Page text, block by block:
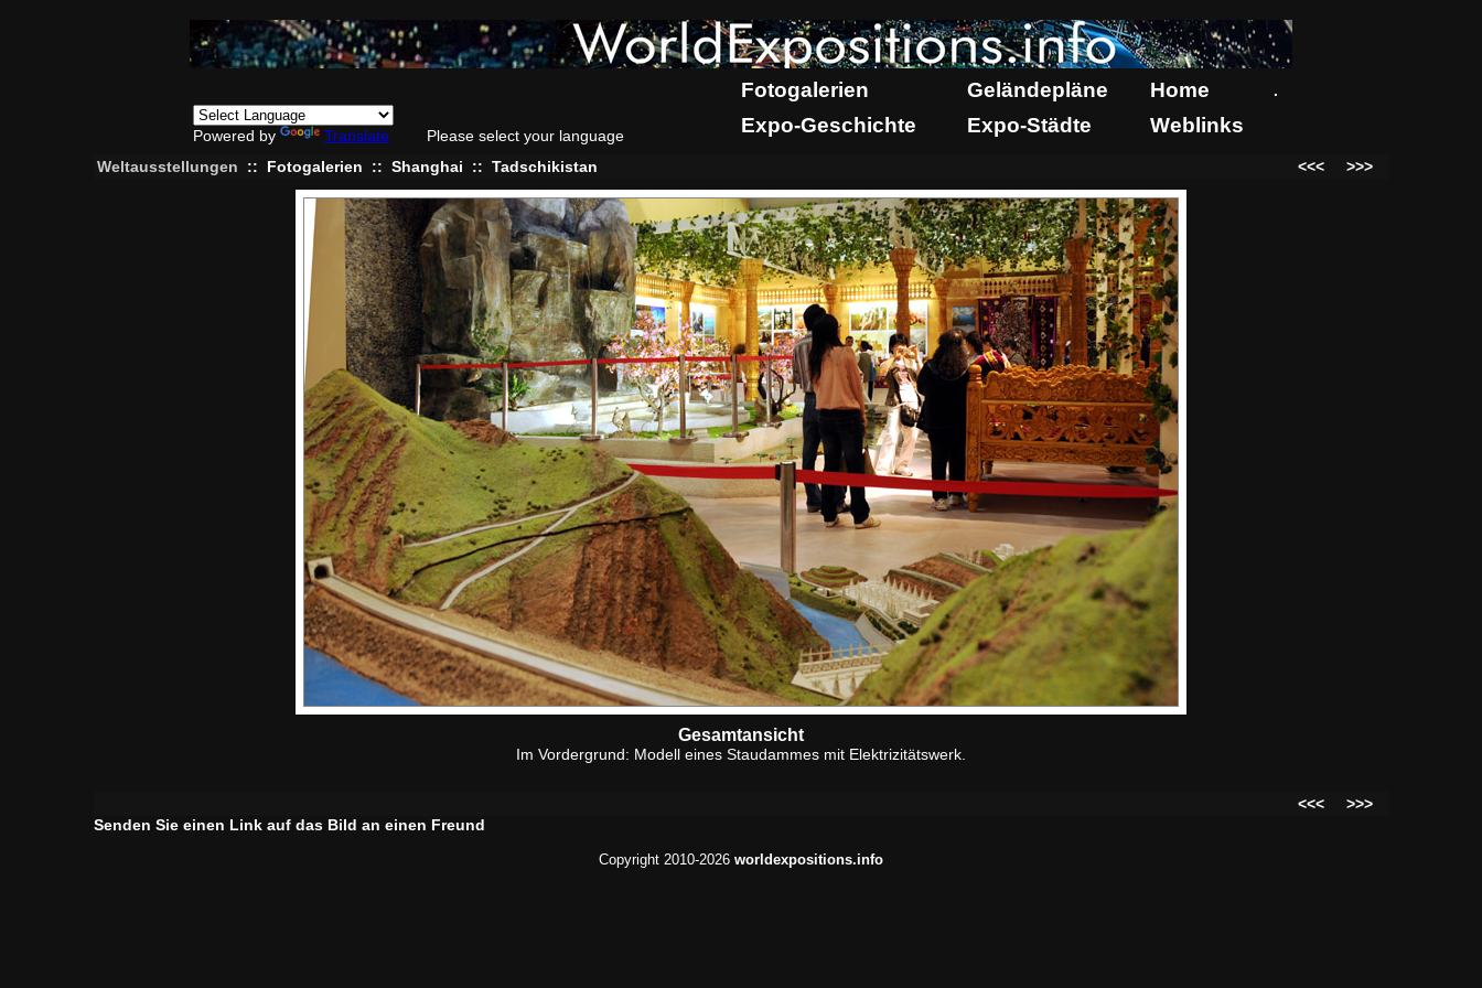
Powered by Translate Please select your language
Fotogalerien Geländepläne Home .
Expo-Geschichte Expo-Städte Weblinks
Weltausstellungen :: Fotogalerien :: Shanghai :: Tadschikistan <<< >>>
Gesamtansicht
Im Vordergrund: Modell eines Staudammes mit Elektrizitätswerk.
<<<
>>>
Senden Sie einen Link auf das Bild an einen Freund
Copyright 2010-2026 worldexpositions.info